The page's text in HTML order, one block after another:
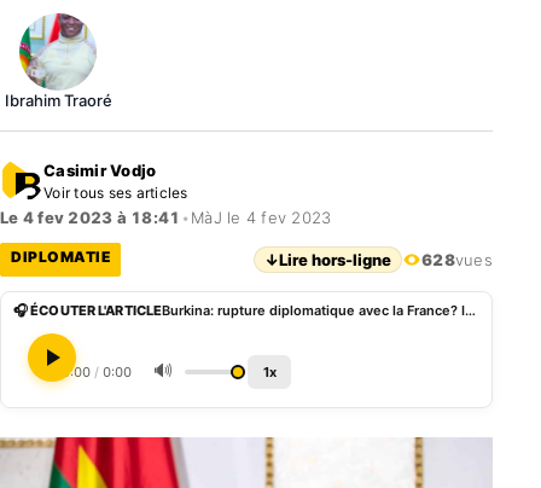
Ibrahim Traoré
Casimir Vodjo
Voir tous ses articles
Le 4 fev 2023 à 18:41 • MàJ le 4 fev 2023
DIPLOMATIE ↓Lire hors-ligne 628vues
🎧 ÉCOUTER L'ARTICLE Burkina: rupture diplomatique avec la France? Ibrahim Traoré donne des précisions
0:00 / 0:00 🔊 1x